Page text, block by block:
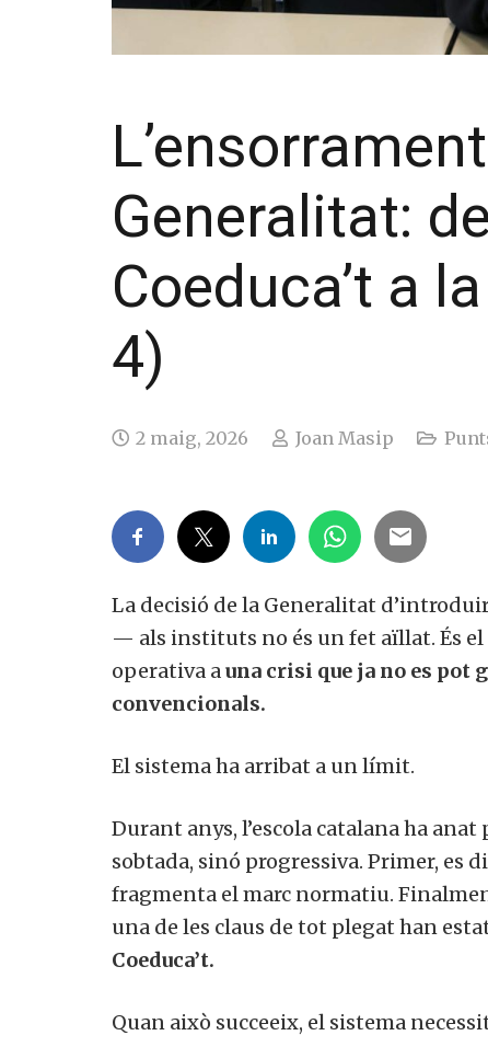
Generalitat:
Coeduca’t a
4)
2 maig, 2026 Joan Masip
La decisió de la Generalitat
— als instituts no és un fet aïllat. És
operativa auna crisi que ja no es pot
convencionals.
El sistema ha arribat a un límit.
Durant anys, l’escola catalana ha
sobtada, sinó progressiva. Primer, es
fragmenta el marc normatiu.
una de les claus de tot plegat han
Coeduca’t.
Quan això succeeix, el sistema